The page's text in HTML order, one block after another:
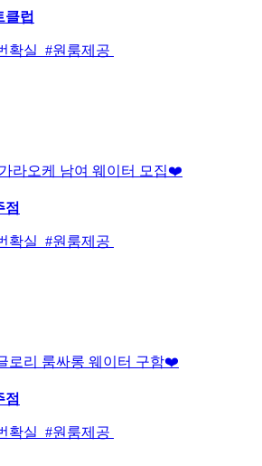
클럽
확실 #원룸제공
라오케 남여 웨이터 모집❤️
점
확실 #원룸제공
로리 룸싸롱 웨이터 구함❤️
점
확실 #원룸제공